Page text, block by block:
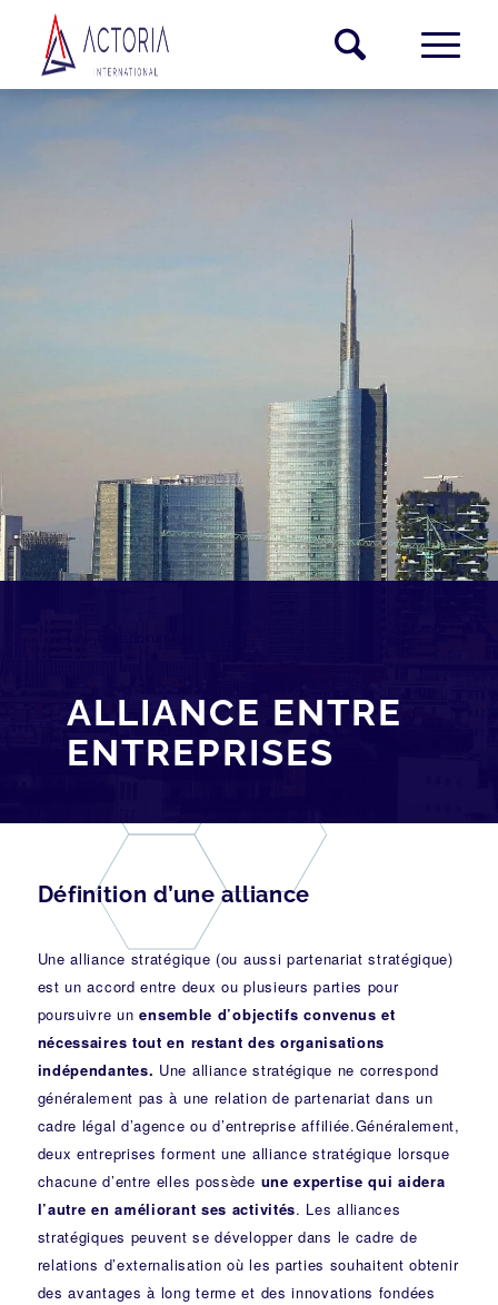
ALLIANCE ENTRE
ENTREPRISES
Définition d’une alliance
Une alliance stratégique (ou aussi partenariat stratégique)
est un accord entre deux ou plusieurs parties pour
poursuivre unensemble d’objectifs convenus et
nécessaires tout en restant des organisations
indépendantes. Une alliance stratégique ne correspond
généralement pas à une relation de partenariat dans un
cadre légal d’agence ou d’entreprise affiliée.Généralement,
deux entreprises forment une alliance stratégique lorsque
chacune d’entre elles possède une expertise qui aidera
l’autre en améliorant ses activités. Les alliances
stratégiques peuvent se développer dans le cadre de
relations d’externalisation où les parties souhaitent obtenir
des avantages à long terme et des innovations fondées